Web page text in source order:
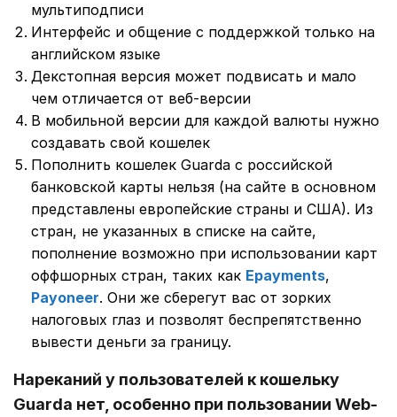
мультиподписи
Интерфейс и общение с поддержкой только на
английском языке
Декстопная версия может подвисать и мало
чем отличается от веб-версии
В мобильной версии для каждой валюты нужно
создавать свой кошелек
Пополнить кошелек Guarda с российской
банковской карты нельзя (на сайте в основном
представлены европейские страны и США). Из
стран, не указанных в списке на сайте,
пополнение возможно при использовании карт
оффшорных стран, таких как Epayments,
Payoneer. Они же сберегут вас от зорких
налоговых глаз и позволят беспрепятственно
вывести деньги за границу.
Нареканий у пользователей к кошельку
Guarda нет, особенно при пользовании Web-